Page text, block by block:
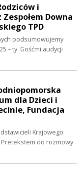
i
Zespołem Downa
TPD
podsumowujemy
– ty. Gośćmi audycji
dla Dzieci i
Fundacja
Krajowego
Pretekstem do rozmowy